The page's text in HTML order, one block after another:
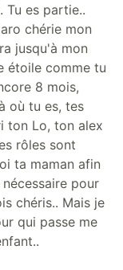
es partie..
chérie mon
jusqu'à mon
étoile comme tu
8 mois,
où tu es, tes
ton Lo, ton alex
rôles sont
ta maman afin
pour
chéris.. Mais je
qui passe me